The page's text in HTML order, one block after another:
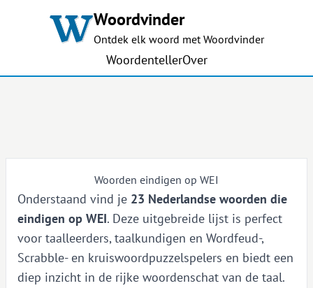
Woordvinder
Ontdek elk woord met Woordvinder
WoordentellerOver
Woorden eindigen op WEI
Onderstaand vind je 23 Nederlandse woorden die
eindigen op WEI. Deze uitgebreide lijst is perfect
voor taalleerders, taalkundigen en Wordfeud-,
Scrabble- en kruiswoordpuzzelspelers en biedt een
diep inzicht in de rijke woordenschat van de taal.